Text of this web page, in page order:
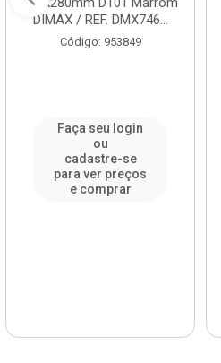
DIMAX / REF. DMX746...
Código: 953849
Faça seu login
ou
cadastre-se
para ver preços
e comprar